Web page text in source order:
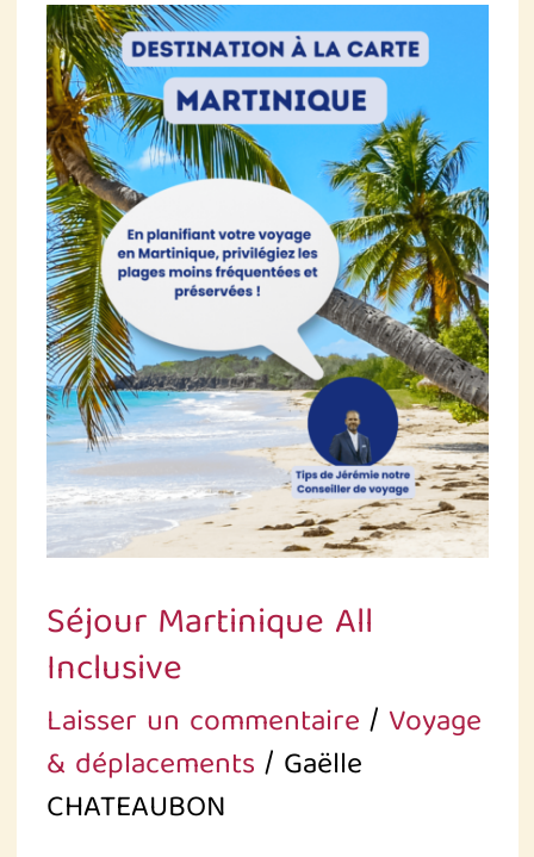
Séjour Martinique All
Inclusive
Laisser un commentaire / Voyage
& déplacements / Gaëlle
CHATEAUBON
Séjour
Martinique
All
Inclusive